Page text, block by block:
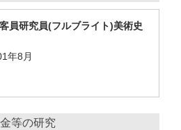
員研究員(フルブライト)美術史
年8月
等の研究